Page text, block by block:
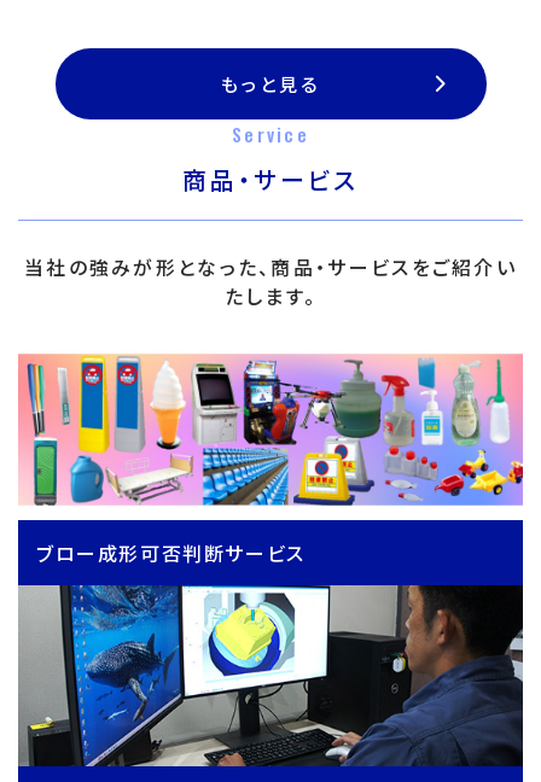
もっと見る
Service
商品・サービス
当社の強みが形となった、商品・サービスをご紹介い
たします。
ブロー成形可否判断サービス